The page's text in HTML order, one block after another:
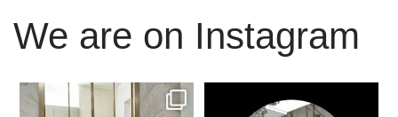
We are on Instagram
Scopri l’eleganza senza
tempo delle porte ...
È ora di andare a dormire..
Niente di meglio di